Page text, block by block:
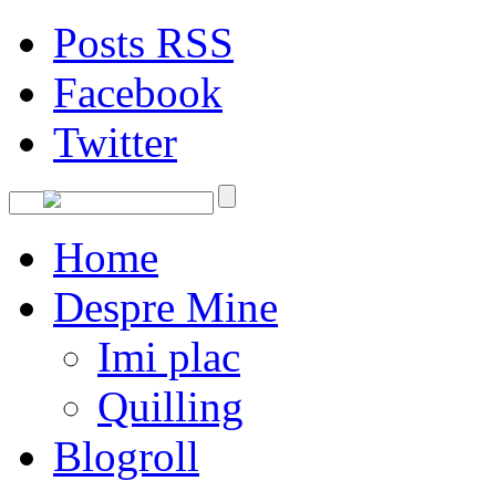
Posts RSS
Facebook
Twitter
Home
Despre Mine
Imi plac
Quilling
Blogroll